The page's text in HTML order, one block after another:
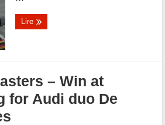
Lire
– Win at
for Audi duo De